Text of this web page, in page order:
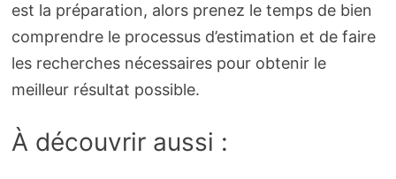
est la préparation, alors prenez le temps de bien
comprendre le processus d’estimation et de faire
les recherches nécessaires pour obtenir le
meilleur résultat possible.
À découvrir aussi :